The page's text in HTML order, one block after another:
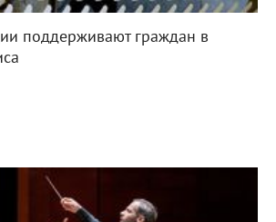
поддерживают граждан в